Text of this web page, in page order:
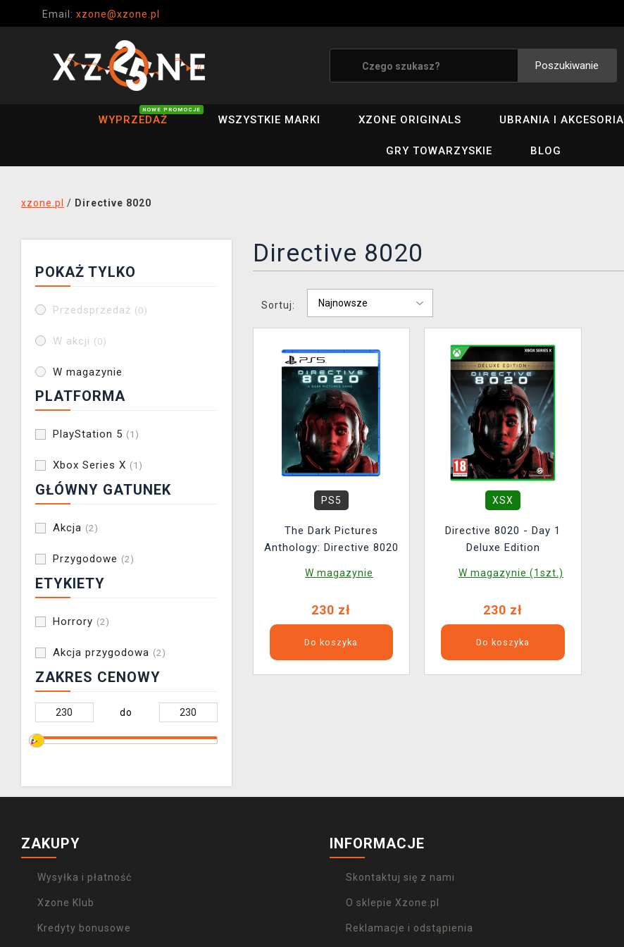
Email: xzone@xzone.pl
Poszukiwanie
WYPRZEDAŻ
NOWE PROMOCJE
WSZYSTKIE MARKI XZONE ORIGINALS UBRANIA I AKCESORIA
GRY TOWARZYSKIE BLOG
xzone.pl / Directive 8020
POKAŻ TYLKO
Przedsprzedaż (0)
W akcji (0)
W magazynie
PLATFORMA
PlayStation 5 (1)
Xbox Series X (1)
GŁÓWNY GATUNEK
Akcja (2)
Przygodowe (2)
ETYKIETY
Horrory (2)
Akcja przygodowa (2)
ZAKRES CENOWY
do
Directive 8020
Sortuj:
PS5
The Dark Pictures
Anthology: Directive 8020
W magazynie
230 zł
Do koszyka
XSX
Directive 8020 - Day 1
Deluxe Edition
W magazynie (1szt.)
230 zł
Do koszyka
ZAKUPY
Wysyłka i płatność
Xzone Klub
Kredyty bonusowe
INFORMACJE
Skontaktuj się z nami
O sklepie Xzone.pl
Reklamacje i odstąpienia